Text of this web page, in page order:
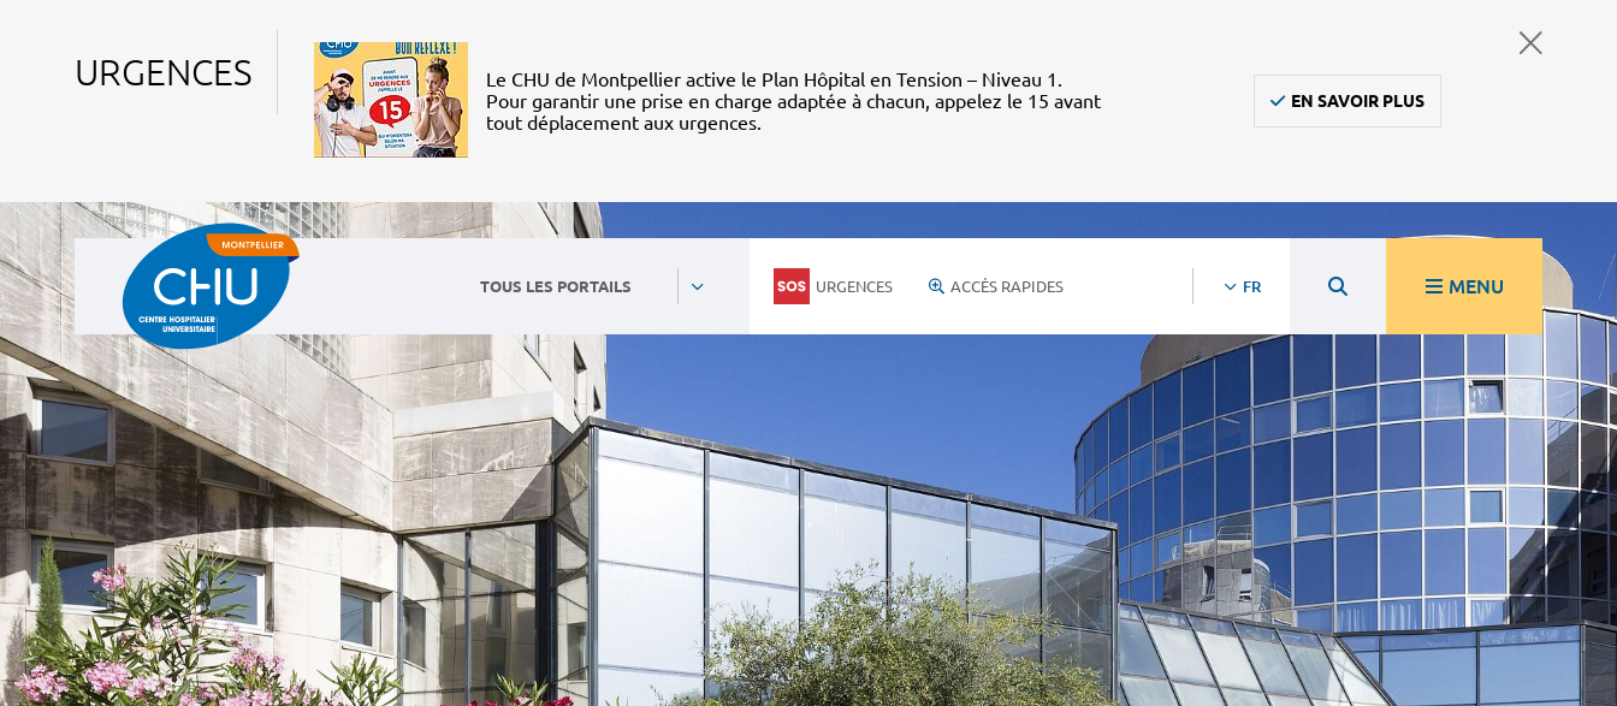
URGENCES
Le CHU de Montpellier active le Plan Hôpital en Tension – Niveau 1.
Pour garantir une prise en charge adaptée à chacun, appelez le 15 avant
tout déplacement aux urgences.
EN SAVOIR PLUS
TOUS LES PORTAILS URGENCES ACCÈS RAPIDES FR MENU